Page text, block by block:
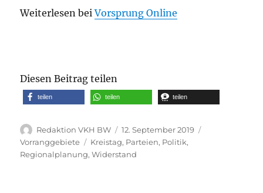
Weiterlesen beiVorsprung Online
Diesen Beitrag teilen
teilen teilen teilen
Autor
Redaktion VKH BW
Veröffentlicht
am
12. September 2019
Vorranggebiete
Schlagwörter
Kreistag, Parteien, Politik,
Regionalplanung,Widerstand